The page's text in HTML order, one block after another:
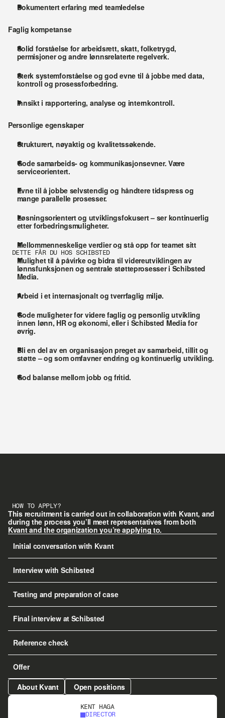
Dokumentert erfaring med teamledelse
Faglig kompetanse
Solid forståelse for arbeidsrett, skatt, folketrygd,
permisjoner og andre lønnsrelaterte regelverk.
Sterk systemforståelse og god evne til å jobbe med data,
kontroll og prosessforbedring.
Innsikt i rapportering, analyse og internkontroll.
Personlige egenskaper
Strukturert, nøyaktig og kvalitetssøkende.
Gode samarbeids- og kommunikasjonsevner. Være
serviceorientert.
Evne til å jobbe selvstendig og håndtere tidspress og
mange parallelle prosesser.
Løsningsorientert og utviklingsfokusert – ser kontinuerlig
etter forbedringsmuligheter.
Mellommenneskelige verdier og stå opp for teamet sitt
DETTE FÅR DU HOS SCHIBSTED
Mulighet til å påvirke og bidra til videreutviklingen av
lønnsfunksjonen og sentrale støtteprosesser i Schibsted
Media.
Arbeid i et internasjonalt og tverrfaglig miljø.
Gode muligheter for videre faglig og personlig utvikling
innen lønn, HR og økonomi, eller i Schibsted Media for
øvrig.
Bli en del av en organisasjon preget av samarbeid, tillit og
støtte – og som omfavner endring og kontinuerlig utvikling.
God balanse mellom jobb og fritid.
HOW TO APPLY?
This recruitment is carried out in collaboration with Kvant, and
during the process you’ll meet representatives from both
Kvant and the organization you’re applying to.
Initial conversation with Kvant
Interview with Schibsted
Testing and preparation of case
Final interview at Schibsted
Reference check
Offer
About Kvant
Open positions
KENT HAGA
DIRECTOR